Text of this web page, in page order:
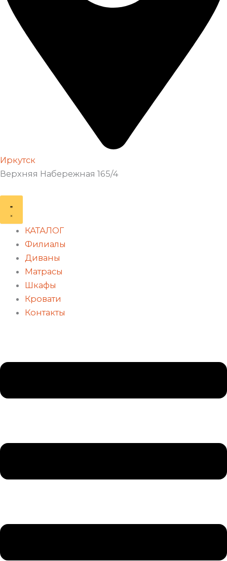
Иркутск
Верхняя Набережная 165/4
КАТАЛОГ
Филиалы
Диваны
Матрасы
Шкафы
Кровати
Контакты